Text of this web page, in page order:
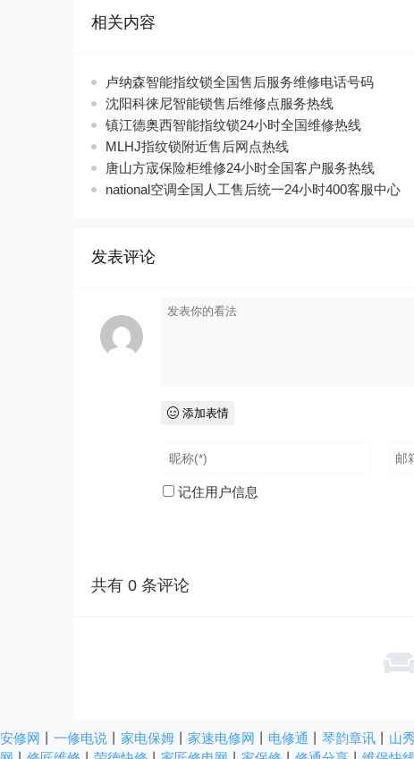
相关内容
卢纳森智能指纹锁全国售后服务维修电话号码
沈阳科徕尼智能锁售后维修点服务热线
镇江德奥西智能指纹锁24小时全国维修热线
MLHJ指纹锁附近售后网点热线
唐山方宬保险柜维修24小时全国客户服务热线
national空调全国人工售后统一24小时400客服中心
发表评论
添加表情
记住用户信息
共有 0 条评论
安修网 一修电说 家电保姆 家速电修网 电修通 琴韵章讯 山